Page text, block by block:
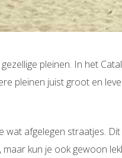
pleinen. In het
pleinen juist groot en
wat afgelegen straatjes.
maar kun je ook gewoon